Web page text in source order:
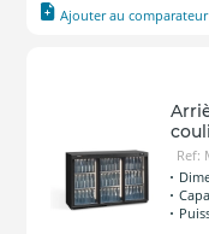
Ajouter au comparateur
Ref: